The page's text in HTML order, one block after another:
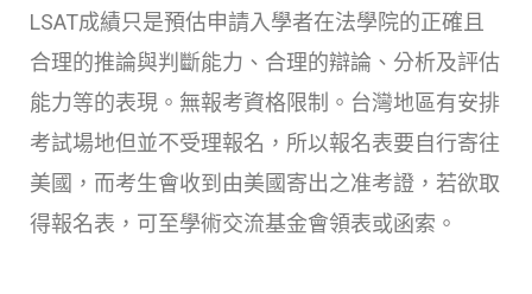
LSAT成績只是預估申請入學者在法學院的正確且
合理的推論與判斷能力、合理的辯論、分析及評估
能力等的表現。無報考資格限制。台灣地區有安排
考試場地但並不受理報名，所以報名表要自行寄往
美國，而考生會收到由美國寄出之准考證，若欲取
得報名表，可至學術交流基金會領表或函索。